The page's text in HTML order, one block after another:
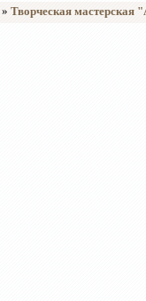
» Творческая